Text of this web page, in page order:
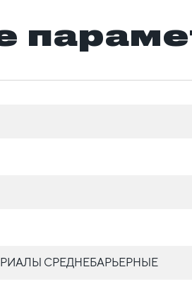
СРЕДНЕБАРЬЕРНЫЕ